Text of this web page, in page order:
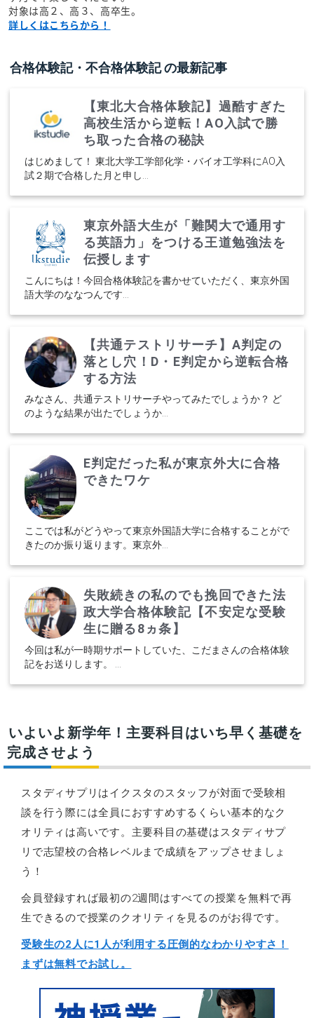
対象は高２、高３、高卒生。
詳しくはこちらから！
合格体験記・不合格体験記の最新記事
【東北大合格体験記】過酷すぎた
高校生活から逆転！AO入試で勝
ち取った合格の秘訣
はじめまして！ 東北大学工学部化学・バイオ工学科にAO入
試２期で合格した月と申し...
東京外語大生が「難関大で通用す
る英語力」をつける王道勉強法を
伝授します
こんにちは！今回合格体験記を書かせていただく、東京外国
語大学のななつんです...
【共通テストリサーチ】A判定の
落とし穴！D・E判定から逆転合格
する方法
みなさん、共通テストリサーチやってみたでしょうか？ ど
のような結果が出たでしょうか...
E判定だった私が東京外大に合格
できたワケ
ここでは私がどうやって東京外国語大学に合格することがで
きたのか振り返ります。東京外...
失敗続きの私のでも挽回できた法
政大学合格体験記【不安定な受験
生に贈る8ヵ条】
今回は私が一時期サポートしていた、こだまさんの合格体験
記をお送りします。 ...
いよいよ新学年！主要科目はいち早く基礎を
完成させよう
スタディサプリはイクスタのスタッフが対面で受験相
談を行う際には全員におすすめするくらい基本的なク
オリティは高いです。主要科目の基礎はスタディサプ
リで志望校の合格レベルまで成績をアップさせましょ
う！
会員登録すれば最初の2週間はすべての授業を無料で再
生できるので授業のクオリティを見るのがお得です。
受験生の2人に1人が利用する圧倒的なわかりやすさ！
まずは無料でお試し。